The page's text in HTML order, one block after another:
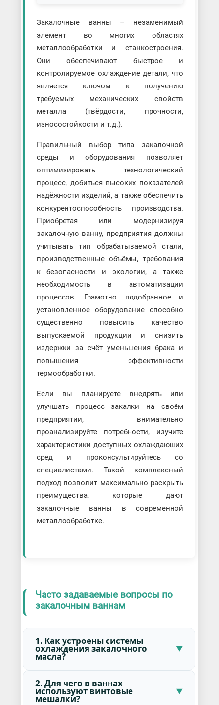
Закалочные ванны – незаменимый
элемент во многих областях
металлообработки и станкостроения.
Они обеспечивают быстрое и
контролируемое охлаждение детали, что
является ключом к получению
требуемых механических свойств
металла (твёрдости, прочности,
износостойкости и т.д.).
Правильный выбор типа закалочной
среды и оборудования позволяет
оптимизировать технологический
процесс, добиться высоких показателей
надёжности изделий, а также обеспечить
конкурентоспособность производства.
Приобретая или модернизируя
закалочную ванну, предприятия должны
учитывать тип обрабатываемой стали,
производственные объёмы, требования
к безопасности и экологии, а также
необходимость в автоматизации
процессов. Грамотно подобранное и
установленное оборудование способно
существенно повысить качество
выпускаемой продукции и снизить
издержки за счёт уменьшения брака и
повышения эффективности
термообработки.
Если вы планируете внедрять или
улучшать процесс закалки на своём
предприятии, внимательно
проанализируйте потребности, изучите
характеристики доступных охлаждающих
сред и проконсультируйтесь со
специалистами. Такой комплексный
подход позволит максимально раскрыть
преимущества, которые дают
закалочные ванны в современной
металлообработке.
Часто задаваемые вопросы по
закалочным ваннам
1. Как устроены системы
охлаждения закалочного
масла?
2. Для чего в ваннах
используют винтовые
мешалки?